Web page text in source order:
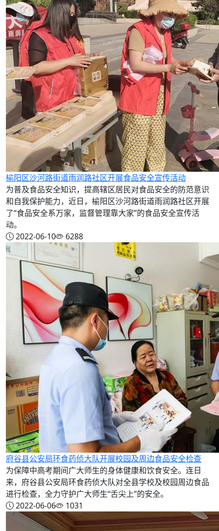
榆阳区沙河路街道雨润路社区开展食品安全宣传活动
为普及食品安全知识，提高辖区居民对食品安全的防范意识
和自我保护能力，近日，榆阳区沙河路街道雨润路社区开展
了“食品安全系万家，监督管理靠大家”的食品安全宣传活
动。
2022-06-10
6288
府谷县公安局环食药侦大队开展校园及周边食品安全检查
为保障中高考期间广大师生的身体健康和饮食安全。连日
来，府谷县公安局环食药侦大队对全县学校及校园周边食品
进行检查，全力守护广大师生“舌尖上”的安全。
2022-06-06
1031